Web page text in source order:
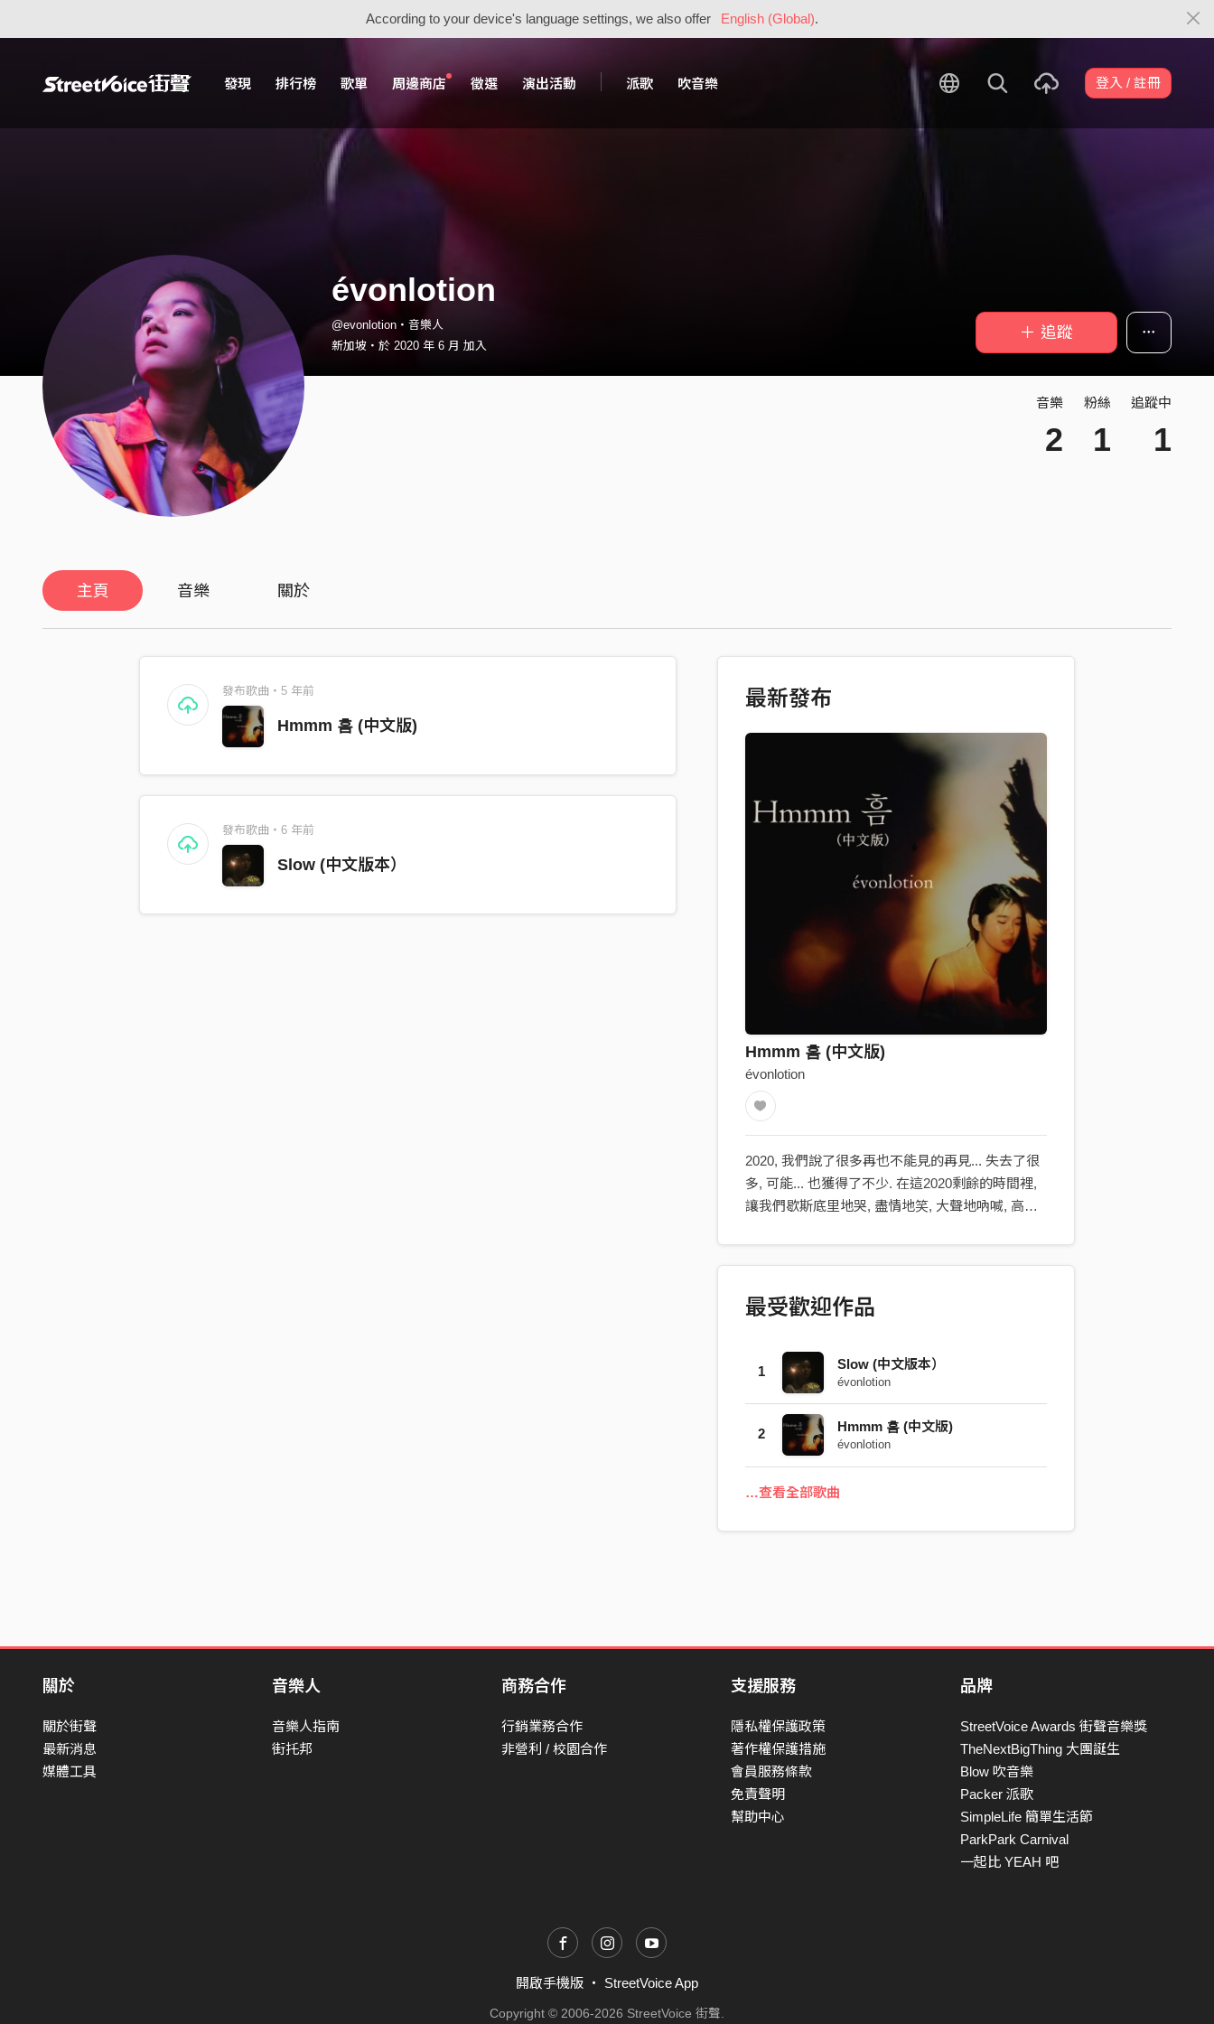
According to your device's language settings, we also offer English (Global).
發現 排行榜 歌單 周邊商店 徵選 演出活動 派歌 吹音樂 登入 / 註冊
évonlotion
@evonlotion・音樂人
新加坡・於 2020 年 6 月 加入
＋ 追蹤
音樂
2
粉絲
1
追蹤中
1
主頁 音樂 關於
發布歌曲・5 年前
Hmmm 흠 (中文版)
發布歌曲・6 年前
Slow (中文版本）
最新發布
Hmmm 흠 (中文版)
évonlotion
2020, 我們說了很多再也不能見的再見... 失去了很
多, 可能... 也獲得了不少. 在這2020剩餘的時間裡,
讓我們歇斯底里地哭, 盡情地笑, 大聲地吶喊, 高亢
最受歡迎作品
1 Slow (中文版本）
évonlotion
2 Hmmm 흠 (中文版)
évonlotion
…查看全部歌曲
關於
關於街聲
最新消息
媒體工具
音樂人
音樂人指南
街托邦
商務合作
行銷業務合作
非營利 / 校園合作
支援服務
隱私權保護政策
著作權保護措施
會員服務條款
免責聲明
幫助中心
品牌
StreetVoice Awards 街聲音樂獎
TheNextBigThing 大團誕生
Blow 吹音樂
Packer 派歌
SimpleLife 簡單生活節
ParkPark Carnival
一起比 YEAH 吧
開啟手機版 ・ StreetVoice App
Copyright © 2006-2026 StreetVoice 街聲.